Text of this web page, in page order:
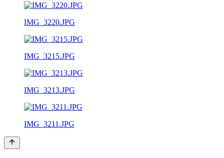
IMG_3220.JPG
IMG_3215.JPG
IMG_3213.JPG
IMG_3211.JPG